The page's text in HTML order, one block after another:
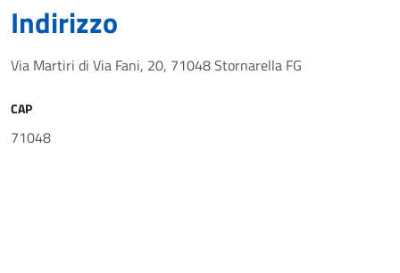
Indirizzo
Via Martiri di Via Fani, 20, 71048 Stornarella FG
CAP
71048